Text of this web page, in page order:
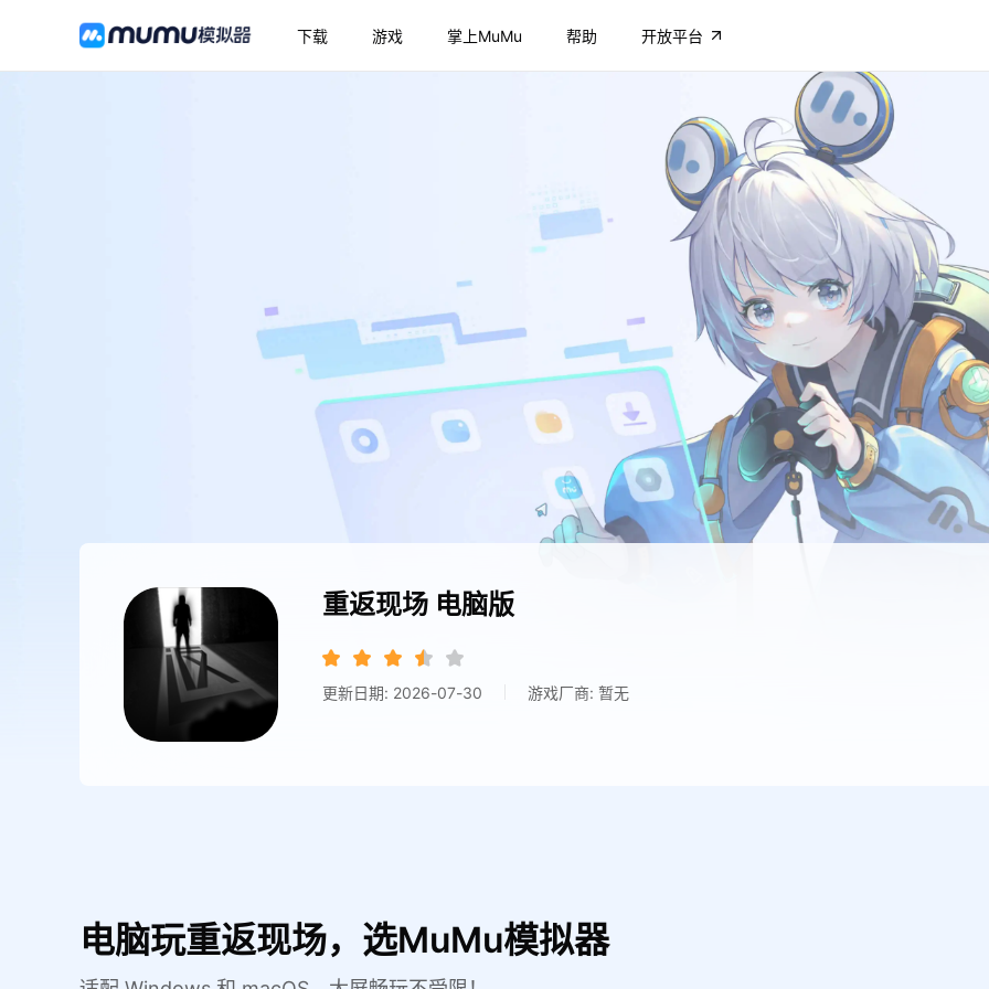
下载 游戏 掌上MuMu 帮助 开放平台
重返现场 电脑版
更新日期: 2026-07-30 游戏厂商: 暂无
电脑玩重返现场，选MuMu模拟器